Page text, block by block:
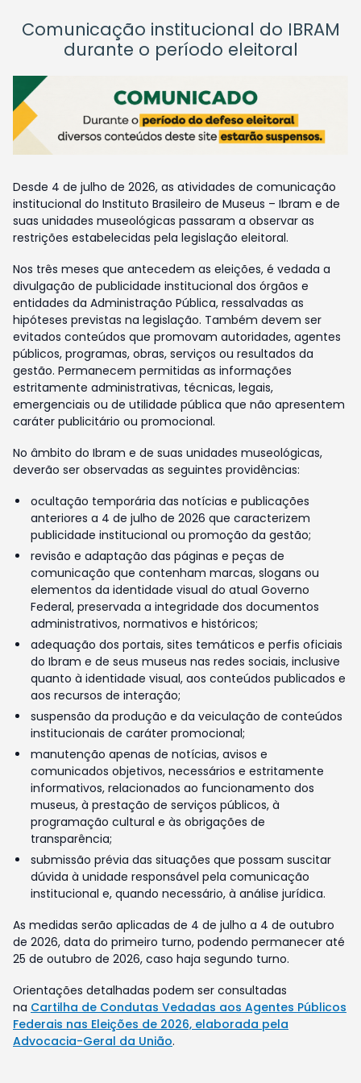
Comunicação institucional do IBRAM
durante o período eleitoral
Desde 4 de julho de 2026, as atividades de comunicação
institucional do Instituto Brasileiro de Museus – Ibram e de
suas unidades museológicas passaram a observar as
restrições estabelecidas pela legislação eleitoral.
Nos três meses que antecedem as eleições, é vedada a
divulgação de publicidade institucional dos órgãos e
entidades da Administração Pública, ressalvadas as
hipóteses previstas na legislação. Também devem ser
evitados conteúdos que promovam autoridades, agentes
públicos, programas, obras, serviços ou resultados da
gestão. Permanecem permitidas as informações
estritamente administrativas, técnicas, legais,
emergenciais ou de utilidade pública que não apresentem
caráter publicitário ou promocional.
No âmbito do Ibram e de suas unidades museológicas,
deverão ser observadas as seguintes providências:
ocultação temporária das notícias e publicações
anteriores a 4 de julho de 2026 que caracterizem
publicidade institucional ou promoção da gestão;
revisão e adaptação das páginas e peças de
comunicação que contenham marcas, slogans ou
elementos da identidade visual do atual Governo
Federal, preservada a integridade dos documentos
administrativos, normativos e históricos;
adequação dos portais, sites temáticos e perfis oficiais
do Ibram e de seus museus nas redes sociais, inclusive
quanto à identidade visual, aos conteúdos publicados e
aos recursos de interação;
suspensão da produção e da veiculação de conteúdos
institucionais de caráter promocional;
manutenção apenas de notícias, avisos e
comunicados objetivos, necessários e estritamente
informativos, relacionados ao funcionamento dos
museus, à prestação de serviços públicos, à
programação cultural e às obrigações de
transparência;
submissão prévia das situações que possam suscitar
dúvida à unidade responsável pela comunicação
institucional e, quando necessário, à análise jurídica.
As medidas serão aplicadas de 4 de julho a 4 de outubro
de 2026, data do primeiro turno, podendo permanecer até
25 de outubro de 2026, caso haja segundo turno.
Orientações detalhadas podem ser consultadas
na Cartilha de Condutas Vedadas aos Agentes Públicos
Federais nas Eleições de 2026, elaborada pela
Advocacia-Geral da União.